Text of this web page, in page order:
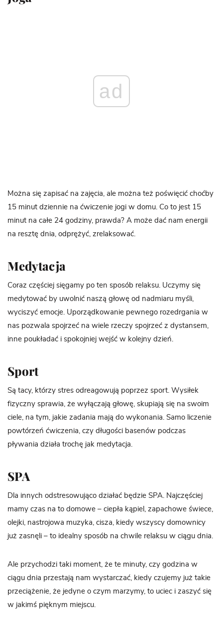
ad
Można się zapisać na zajęcia, ale można też poświęcić choćby
15 minut dziennie na ćwiczenie jogi w domu. Co to jest 15
minut na całe 24 godziny, prawda? A może dać nam energii
na resztę dnia, odprężyć, zrelaksować.
Medytacja
Coraz częściej sięgamy po ten sposób relaksu. Uczymy się
medytować by uwolnić naszą głowę od nadmiaru myśli,
wyciszyć emocje. Uporządkowanie pewnego rozedrgania w
nas pozwala spojrzeć na wiele rzeczy spojrzeć z dystansem,
inne poukładać i spokojniej wejść w kolejny dzień.
Sport
Są tacy, którzy stres odreagowują poprzez sport. Wysiłek
fizyczny sprawia, że wyłączają głowę, skupiają się na swoim
ciele, na tym, jakie zadania mają do wykonania. Samo liczenie
powtórzeń ćwiczenia, czy długości basenów podczas
pływania działa trochę jak medytacja.
SPA
Dla innych odstresowująco działać będzie SPA. Najczęściej
mamy czas na to domowe – ciepła kąpiel, zapachowe świece,
olejki, nastrojowa muzyka, cisza, kiedy wszyscy domownicy
już zasnęli – to idealny sposób na chwile relaksu w ciągu dnia.
Ale przychodzi taki moment, że te minuty, czy godzina w
ciągu dnia przestają nam wystarczać, kiedy czujemy już takie
przeciążenie, że jedyne o czym marzymy, to uciec i zaszyć się
w jakimś pięknym miejscu.